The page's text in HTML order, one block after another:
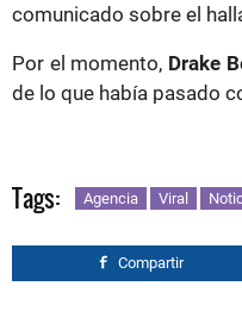
comunicado sobre el
Por el momento, Drake
de lo que había pasado
Tags: Agencia Viral
Compartir